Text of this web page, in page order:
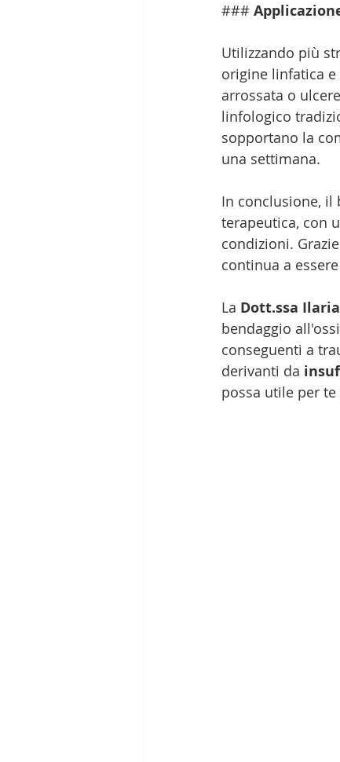
###
Utilizzando più
origine linfatica
arrossata o
linfologico
sopportano la
una settimana.
In conclusione, il
terapeutica, con
condizioni.
continua a
La Dott.ssa
bendaggio
conseguenti a
derivanti da
possa utile per